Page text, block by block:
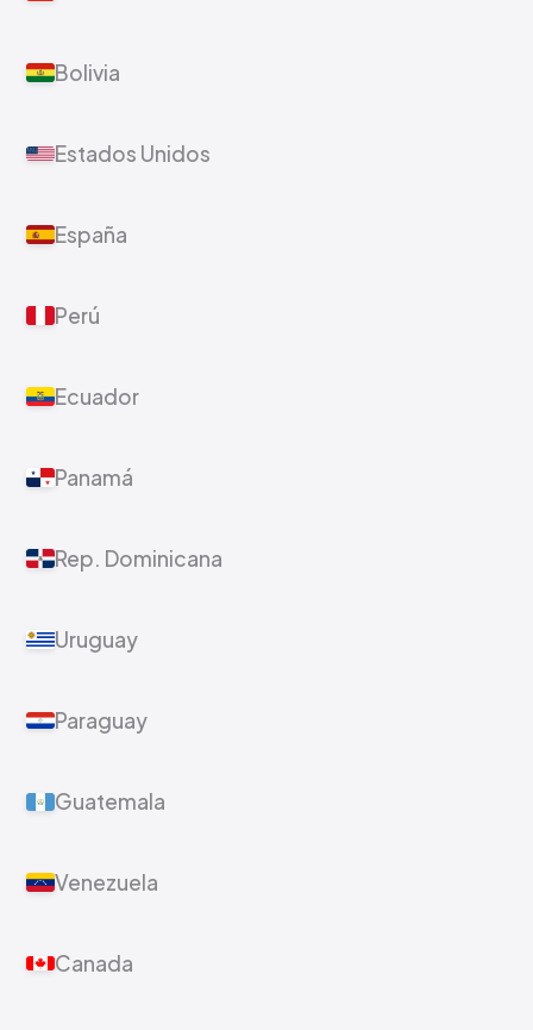
Bolivia
Estados Unidos
España
Perú
Ecuador
Panamá
Rep. Dominicana
Uruguay
Paraguay
Guatemala
Venezuela
Canada